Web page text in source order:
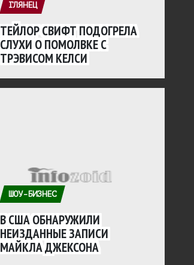
ГЛЯНЕЦ
ТЕЙЛОР СВИФТ ПОДОГРЕЛА
СЛУХИ О ПОМОЛВКЕ С
ТРЭВИСОМ КЕЛСИ
ШОУ-БИЗНЕС
В США ОБНАРУЖИЛИ
НЕИЗДАННЫЕ ЗАПИСИ
МАЙКЛА ДЖЕКСОНА